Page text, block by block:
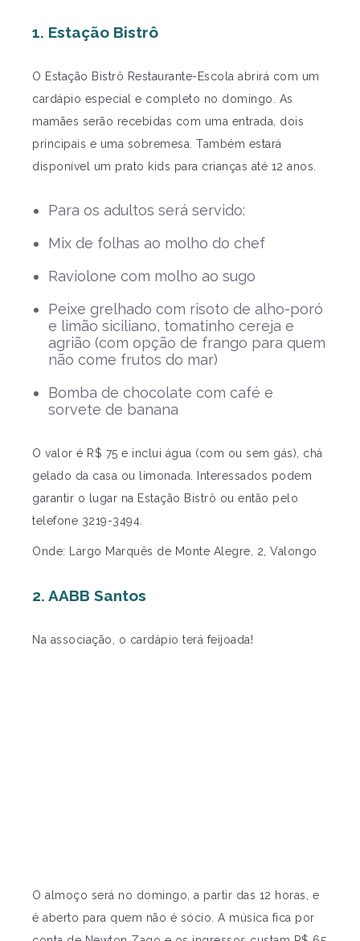
1. Estação Bistrô
O Estação Bistrô Restaurante-Escola abrirá com um
cardápio especial e completo no domingo. As
mamães serão recebidas com uma entrada, dois
principais e uma sobremesa. Também estará
disponível um prato kids para crianças até 12 anos.
Para os adultos será servido:
Mix de folhas ao molho do chef
Raviolone com molho ao sugo
Peixe grelhado com risoto de alho-poró
e limão siciliano, tomatinho cereja e
agrião (com opção de frango para quem
não come frutos do mar)
Bomba de chocolate com café e
sorvete de banana
O valor é R$ 75 e inclui água (com ou sem gás), chá
gelado da casa ou limonada. Interessados podem
garantir o lugar na Estação Bistrô ou então pelo
telefone 3219-3494.
Onde: Largo Marquês de Monte Alegre, 2, Valongo
2. AABB Santos
Na associação, o cardápio terá feijoada!
O almoço será no domingo, a partir das 12 horas, e
é aberto para quem não é sócio. A música fica por